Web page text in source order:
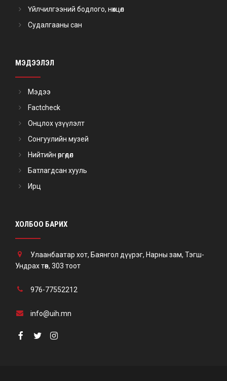
Үйлчилгээний бодлого, нөхцөл
Судалгааны сан
МЭДЭЭЛЭЛ
Мэдээ
Factcheck
Онцлох үзүүлэлт
Сонгуулийн музей
Нийтийн өргөдөл
Батлагдсан хууль
Ирц
ХОЛБОО БАРИХ
Улаанбаатар хот, Баянгол дүүрэг, Нарны зам, Тэгш-
Ундрах төв, 303 тоот
976-77552212
info@uih.mn